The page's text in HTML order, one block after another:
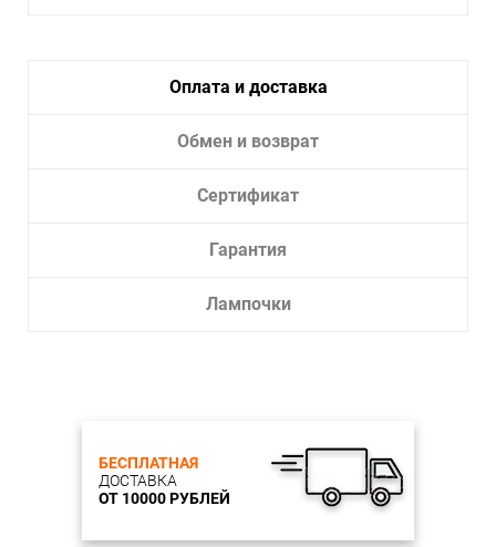
Оплата и доставка
Обмен и возврат
Сертификат
Гарантия
Лампочки
БЕСПЛАТНАЯ
ДОСТАВКА
ОТ 10000 РУБЛЕЙ